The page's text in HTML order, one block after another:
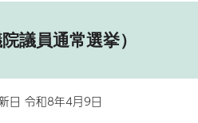
議員通常選挙）
日 令和8年4月9日